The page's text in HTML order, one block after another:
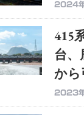
2024
415
台、
から
2023